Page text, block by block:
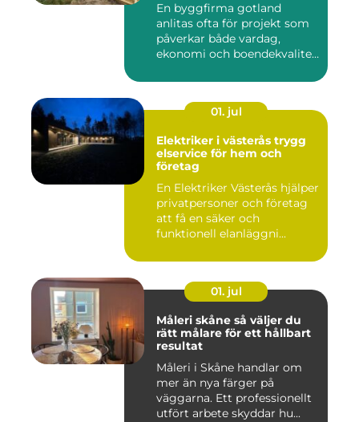
En byggfirma gotland
anlitas ofta för projekt som
påverkar både vardag,
ekonomi och boendekvalitet
01. jul
Elektriker i västerås trygg
elservice för hem och
företag
En Elektriker Västerås hjälper
privatpersoner och företag
att få en säker och
funktionell elanläggni...
01. jul
Måleri skåne så väljer du
rätt målare för ett hållbart
resultat
Måleri i Skåne handlar om
mer än nya färger på
väggarna. Ett professionellt
utfört arbete skyddar hu...